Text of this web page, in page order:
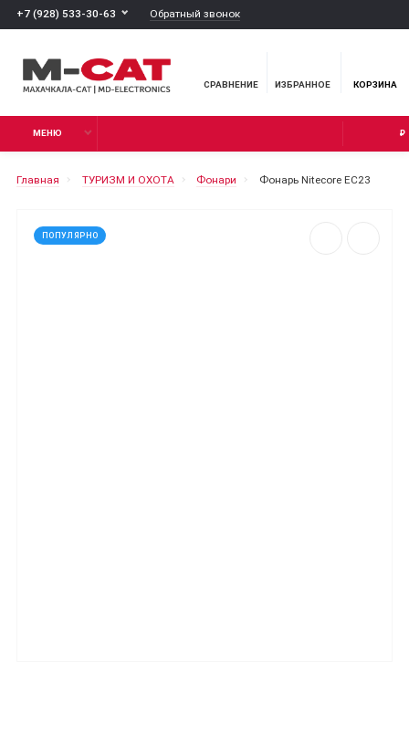
+7 (928) 533-30-63 Обратный звонок
СРАВНЕНИЕ ИЗБРАННОЕ КОРЗИНА
МЕНЮ ₽
Главная ТУРИЗМ И ОХОТА Фонари Фонарь Nitecore EC23
ПОПУЛЯРНО